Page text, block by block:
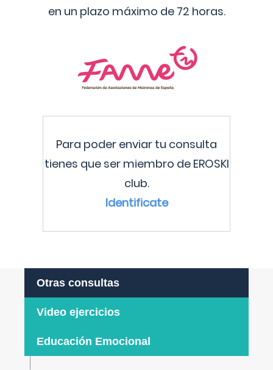
en un plazo máximo de 72 horas.
Para poder enviar tu consulta
tienes que ser miembro de EROSKI
club.
Identificate
Otras consultas
Video ejercicios
Educación Emocional